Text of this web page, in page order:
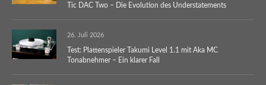
Tic DAC Two – Die Evolution des Understatements
26. Juli 2026
Test: Plattenspieler Takumi Level 1.1 mit Aka MC
Tonabnehmer – Ein klarer Fall